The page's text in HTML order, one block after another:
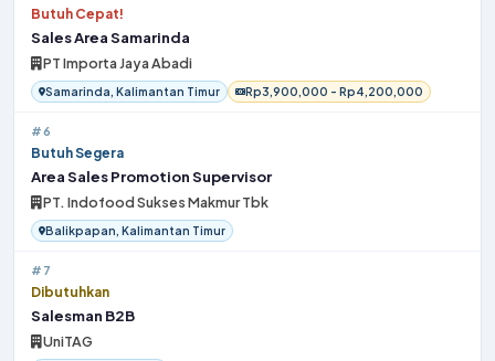
Butuh Cepat!
Sales Area Samarinda
PT Importa Jaya Abadi
Samarinda, Kalimantan Timur Rp3,900,000 - Rp4,200,000
#6
Butuh Segera
Area Sales Promotion Supervisor
PT. Indofood Sukses Makmur Tbk
Balikpapan, Kalimantan Timur
#7
Dibutuhkan
Salesman B2B
UniTAG